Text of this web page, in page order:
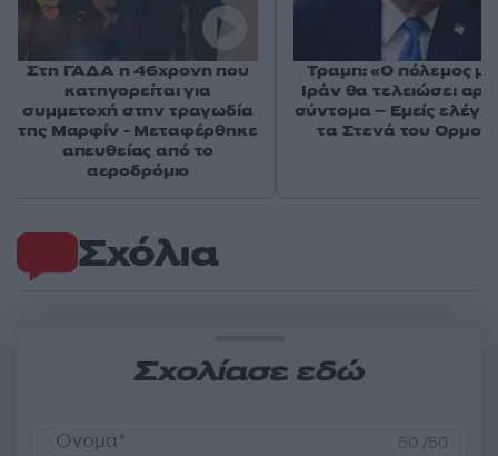
Σχόλια
Σχολίασε εδώ
50 /50
Στη ΓΑΔΑ η 46χρονη που
κατηγορείται για
συμμετοχή στην τραγωδία
της Μαρφίν - Μεταφέρθηκε
απευθείας από το
αεροδρόμιο
Τραμπ: «Ο πόλεμος με
Ιράν θα τελειώσει
σύντομα – Εμείς
τα Στενά του